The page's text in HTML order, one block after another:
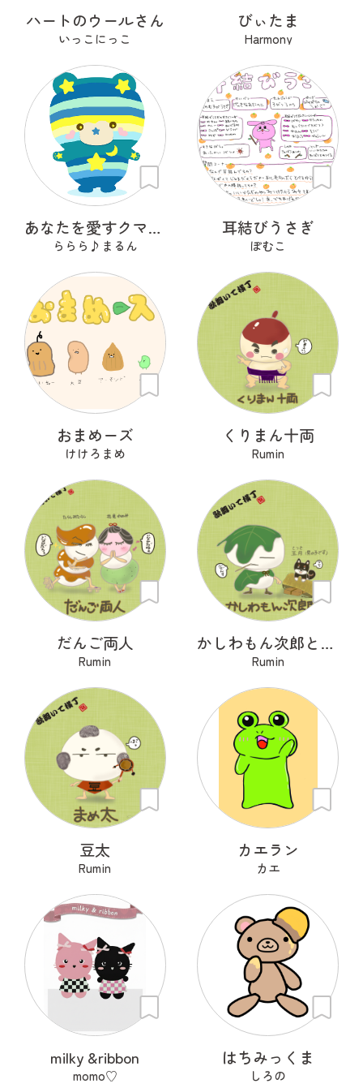
ハートのウールさん
いっこにっこ
びぃたま
Harmony
あなたを愛すクマ ミーティア
ららら♪まるん
耳結びうさぎ
ぽむこ
おまめーズ
けけろまめ
くりまん十両
Rumin
だんご両人
Rumin
かしわもん次郎と五月
Rumin
豆太
Rumin
カエラン
カエ
milky &ribbon
momo♡
はちみっくま
しろの